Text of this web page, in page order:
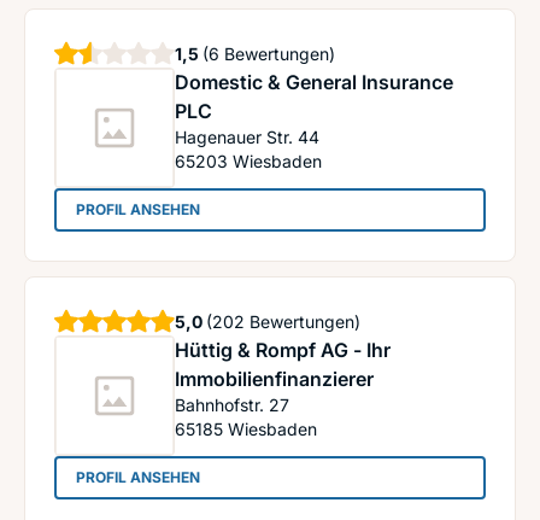
Domestic & General Insurance
PLC
Hagenauer Str. 44
65203 Wiesbaden
1,5 Sterne
(6 Bewertungen)
PROFIL ANSEHEN: Domestic & General Insurance PLC
Hüttig & Rompf AG - Ihr
Immobilienfinanzierer
Bahnhofstr. 27
65185 Wiesbaden
5,0 Sterne
(202 Bewertungen)
PROFIL ANSEHEN: Hüttig & Rompf AG - Ihr Immobilienfinanzierer